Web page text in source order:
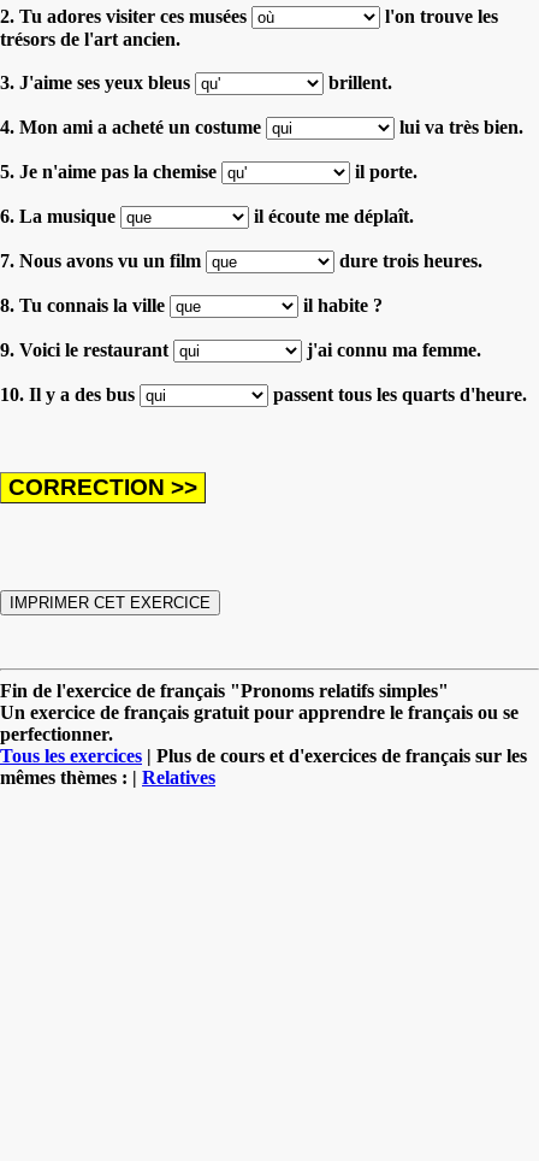
2. Tu adores visiter ces musées
l'on trouve les
trésors de l'art ancien.
3. J'aime ses yeux bleus brillent.
4. Mon ami a acheté un costume lui va très bien.
5. Je n'aime pas la chemise il porte.
6. La musique il écoute me déplaît.
7. Nous avons vu un film dure trois heures.
8. Tu connais la ville il habite ?
9. Voici le restaurant j'ai connu ma femme.
10. Il y a des bus passent tous les quarts d'heure.
Fin de l'exercice de français "Pronoms relatifs simples"
Un exercice de français gratuit pour apprendre le français ou se
perfectionner.
Tous les exercices | Plus de cours et d'exercices de français sur les
mêmes thèmes : | Relatives